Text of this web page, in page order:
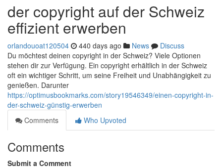
der copyright auf der Schweiz
effizient erwerben
orlandouoat120504 440 days ago News
Discuss
Du möchtest deinen copyright in der Schweiz? Viele Optionen
stehen dir zur Verfügung. Ein copyright erhältlich in der Schweiz
oft ein wichtiger Schritt, um seine Freiheit und Unabhängigkeit zu
genießen. Darunter
https://optimusbookmarks.com/story19546349/einen-copyright-in-
der-schweiz-günstig-erwerben
Comments
Who Upvoted
Comments
Submit a Comment